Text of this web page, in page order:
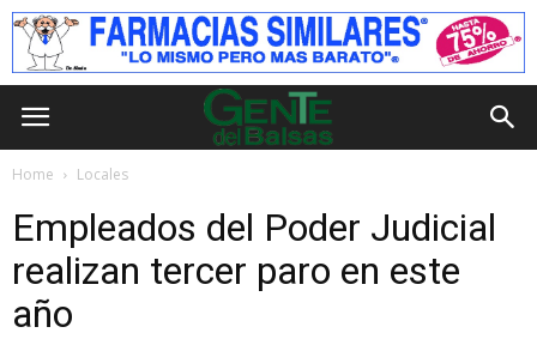
Home Locales
Empleados del Poder Judicial
realizan tercer paro en este
año